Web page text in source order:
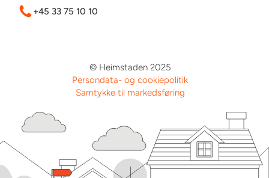
+45 33 75 10 10
© Heimstaden 2025
Persondata- og cookiepolitik
Samtykke til markedsføring